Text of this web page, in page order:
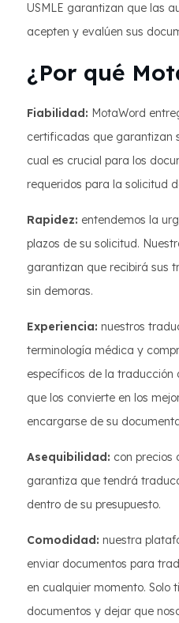
USMLE garantizan que las
acepten y evalúen sus
¿Por qué
Fiabilidad: MotaWord
certificadas que garantizan
cual es crucial para los
requeridos para la solicitud
Rapidez: entendemos la
plazos de su solicitud.
garantizan que recibirá sus
sin demoras.
Experiencia: nuestros
terminología médica y
específicos de la traducción
que los convierte en los
encargarse de su
Asequibilidad: con precios
garantiza que tendrá
dentro de su presupuesto.
Comodidad: nuestra
enviar documentos para
en cualquier momento. Solo
documentos y dejar que